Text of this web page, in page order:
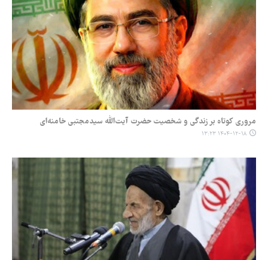
مروری کوتاه بر زندگی و شخصیت حضرت آیت‌اللّه سیدمجتبی خامنه‌ای
۱۴۰۴-۱۲-۱۸ ۱۳:۲۳